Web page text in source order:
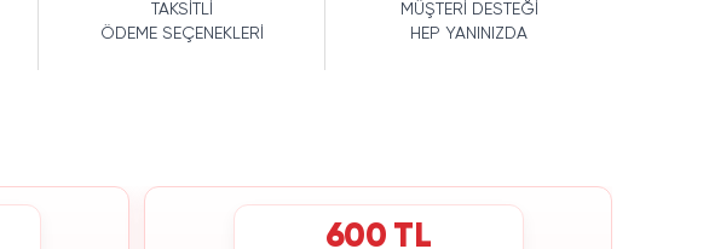
TAKSİTLİ
ÖDEME SEÇENEKLERİ
MÜŞTERİ DESTEĞİ
HEP YANINIZDA
600 TL